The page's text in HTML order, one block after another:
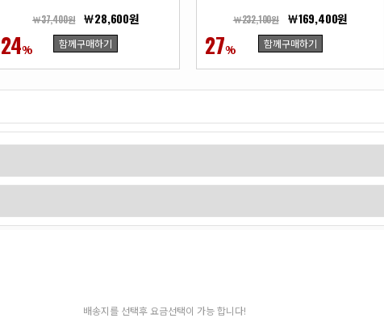
24%
￦37,400원 ￦28,600원
함께구매하기 27%
￦232,100원 ￦169,400원
함께구매하기
배송지를 선택후 요금선택이 가능 합니다!